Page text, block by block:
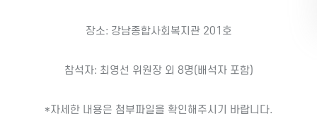
장소: 강남종합사회복지관 201호
참석자: 최영선 위원장 외 8명(배석자 포함)
*자세한 내용은 첨부파일을 확인해주시기 바랍니다.